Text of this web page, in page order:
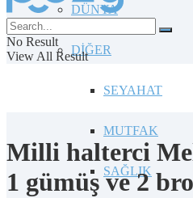
DÜNYA
DİĞER
SEYAHAT
MUTFAK
SAĞLIK
No Result
View All Result
Milli halterci
1 gümüş ve 2